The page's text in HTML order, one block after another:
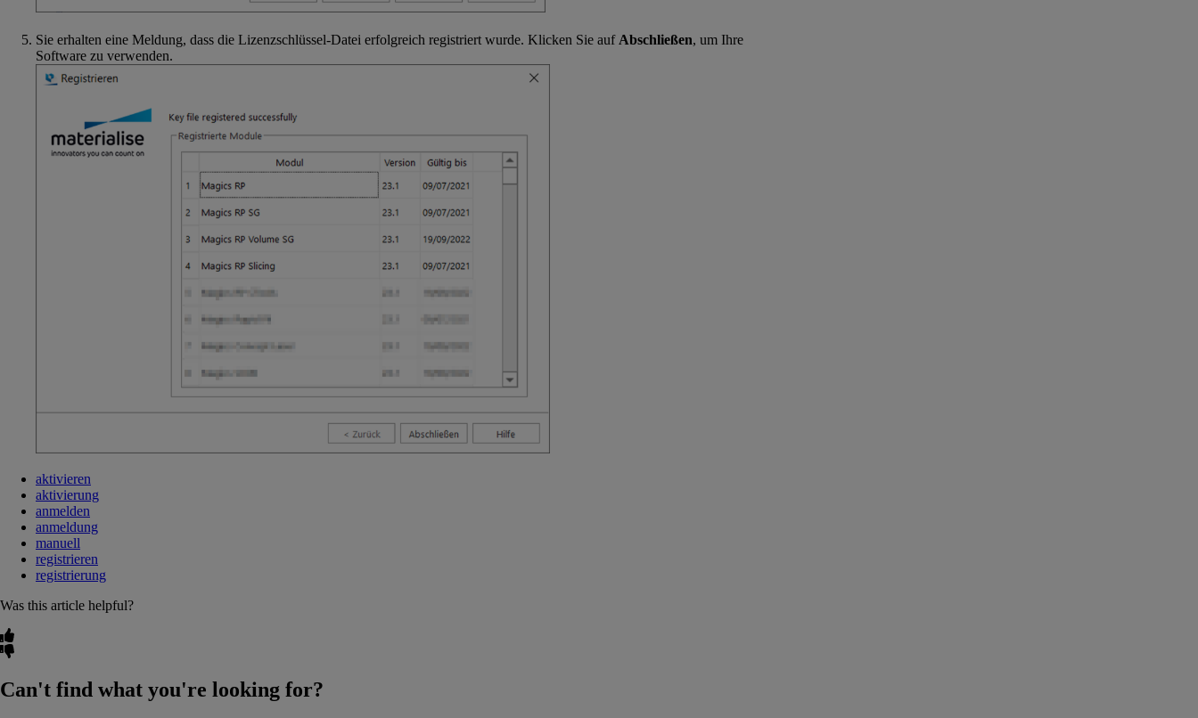
Sie erhalten eine Meldung, dass die Lizenzschlüssel-Datei erfolgreich registriert wurde. Klicken Sie auf Abschließen, um Ihre
Software zu verwenden.
aktivieren
aktivierung
anmelden
anmeldung
manuell
registrieren
registrierung
Was this article helpful?
Can't find what you're looking for?